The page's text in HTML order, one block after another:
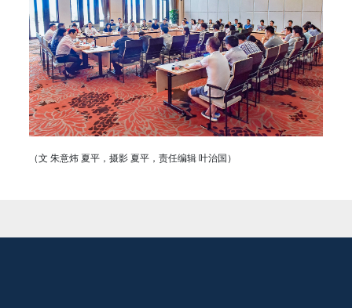
（文 朱意炜 夏平，摄影 夏平，责任编辑 叶治国）